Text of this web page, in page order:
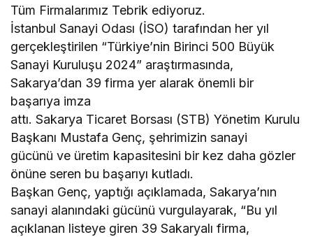
Tüm Firmalarımız Tebrik ediyoruz.
İstanbul Sanayi Odası (İSO) tarafından her yıl
gerçekleştirilen “Türkiye’nin Birinci 500 Büyük
Sanayi Kuruluşu 2024” araştırmasında,
Sakarya’dan 39 firma yer alarak önemli bir
başarıya imza
attı. Sakarya Ticaret Borsası (STB) Yönetim Kurulu
Başkanı Mustafa Genç, şehrimizin sanayi
gücünü ve üretim kapasitesini bir kez daha gözler
önüne seren bu başarıyı kutladı.
Başkan Genç, yaptığı açıklamada, Sakarya’nın
sanayi alanındaki gücünü vurgulayarak, “Bu yıl
açıklanan listeye giren 39 Sakaryalı firma,